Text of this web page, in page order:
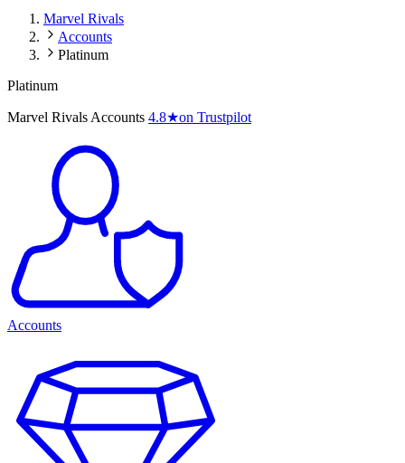
Marvel Rivals
Accounts
Platinum
Platinum
Marvel Rivals Accounts 4.8★on Trustpilot
Accounts